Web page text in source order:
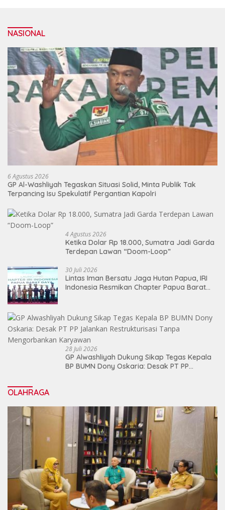
NASIONAL
6 Agustus 2026
GP Al-Washliyah Tegaskan Situasi Solid, Minta Publik Tak
Terpancing Isu Spekulatif Pergantian Kapolri
4 Agustus 2026
Ketika Dolar Rp 18.000, Sumatra Jadi Garda
Terdepan Lawan “Doom-Loop”
30 Juli 2026
Lintas Iman Bersatu Jaga Hutan Papua, IRI
Indonesia Resmikan Chapter Papua Barat
28 Juli 2026
GP Alwashliyah Dukung Sikap Tegas Kepala
BP BUMN Dony Oskaria: Desak PT PP
OLAHRAGA